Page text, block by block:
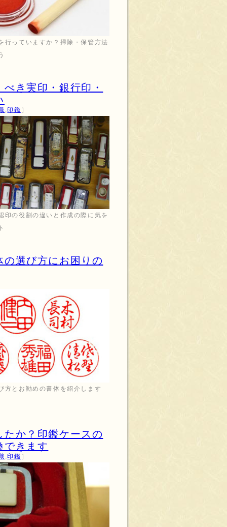
行っていますか？掃除・保管方法
き実印・銀行印・
,印鑑 ］
印の役割の違いと作成の際に気を
の選び方にお困りの
方とお勧めの書体を紹介します
たか？印鑑ケースの
できます
,印鑑 ］